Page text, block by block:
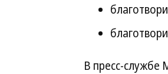
В пресс-службе